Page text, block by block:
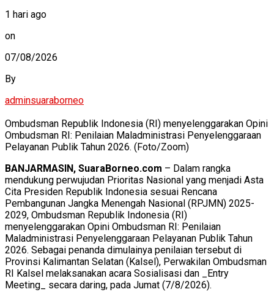
1 hari ago
on
07/08/2026
By
adminsuaraborneo
Ombudsman Republik Indonesia (RI) menyelenggarakan Opini
Ombudsman RI: Penilaian Maladministrasi Penyelenggaraan
Pelayanan Publik Tahun 2026. (Foto/Zoom)
BANJARMASIN, SuaraBorneo.com – Dalam rangka
mendukung perwujudan Prioritas Nasional yang menjadi Asta
Cita Presiden Republik Indonesia sesuai Rencana
Pembangunan Jangka Menengah Nasional (RPJMN) 2025-
2029, Ombudsman Republik Indonesia (RI)
menyelenggarakan Opini Ombudsman RI: Penilaian
Maladministrasi Penyelenggaraan Pelayanan Publik Tahun
2026. Sebagai penanda dimulainya penilaian tersebut di
Provinsi Kalimantan Selatan (Kalsel), Perwakilan Ombudsman
RI Kalsel melaksanakan acara Sosialisasi dan _Entry
Meeting_ secara daring, pada Jumat (7/8/2026).